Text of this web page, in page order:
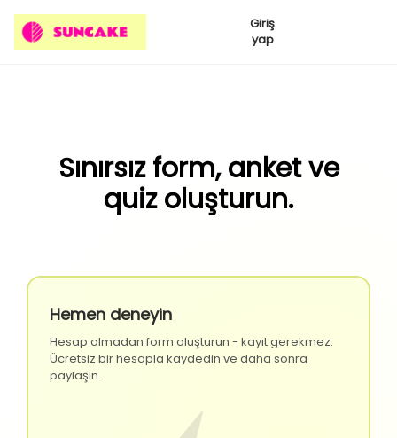
Giriş
yap
Sınırsız form, anket ve
quiz oluşturun.
Hemen deneyin
Hesap olmadan form oluşturun - kayıt gerekmez.
Ücretsiz bir hesapla kaydedin ve daha sonra
paylaşın.